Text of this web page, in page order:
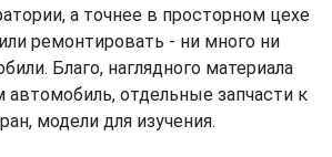
а точнее в просторном цехе
ремонтировать - ни много ни
Благо, наглядного материала
автомобиль, отдельные запчасти к
модели для изучения.